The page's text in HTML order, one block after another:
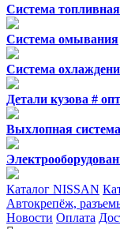
Система
Система омывания
Система
Детали кузова #
Выхлопная система
Каталог NISSAN
Автокрепёж,
Новости Оплата